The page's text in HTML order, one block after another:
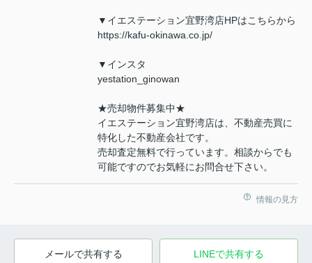
▼イエステーション宜野湾店HPはこちらから
https://kafu-okinawa.co.jp/
▼インスタ
yestation_ginowan
★売却物件募集中★
イエステーション宜野湾店は、不動産売買に
特化した不動産会社です。
売却査定無料で行っています。相談からでも
可能ですのでお気軽にお問合せ下さい。
情報の見方
メールで共有する LINEで共有する